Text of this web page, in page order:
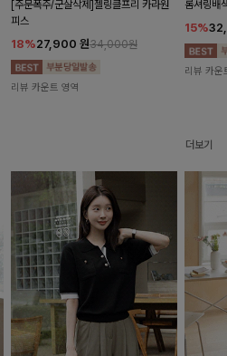
[주문폭주/군살삭제]젤링클프리 카라원
피스
18%27,900 원34,000원
리뷰 카운트 영역
롬셔링배
15%
리뷰 카운
더보기